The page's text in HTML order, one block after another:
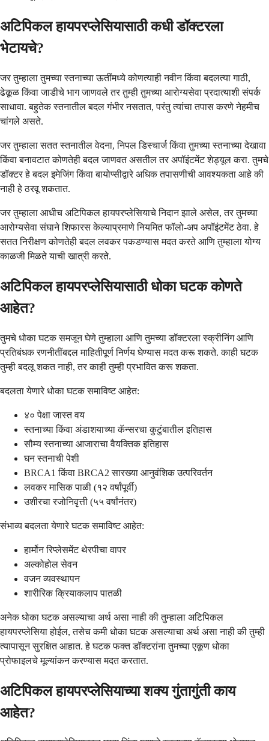
अटिपिकल हायपरप्लेसियासाठी कधी डॉक्टरला
भेटायचे?
जर तुम्हाला तुमच्या स्तनाच्या ऊतींमध्ये कोणत्याही नवीन किंवा बदलत्या गाठी,
ढेकूळ किंवा जाडीचे भाग जाणवले तर तुम्ही तुमच्या आरोग्यसेवा प्रदात्याशी संपर्क
साधावा. बहुतेक स्तनातील बदल गंभीर नसतात, परंतु त्यांचा तपास करणे नेहमीच
चांगले असते.
जर तुम्हाला सतत स्तनातील वेदना, निपल डिस्चार्ज किंवा तुमच्या स्तनाच्या देखावा
किंवा बनावटात कोणतेही बदल जाणवत असतील तर अपॉइंटमेंट शेड्यूल करा. तुमचे
डॉक्टर हे बदल इमेजिंग किंवा बायोप्सीद्वारे अधिक तपासणीची आवश्यकता आहे की
नाही हे ठरवू शकतात.
जर तुम्हाला आधीच अटिपिकल हायपरप्लेसियाचे निदान झाले असेल, तर तुमच्या
आरोग्यसेवा संघाने शिफारस केल्याप्रमाणे नियमित फॉलो-अप अपॉइंटमेंट ठेवा. हे
सतत निरीक्षण कोणतेही बदल लवकर पकडण्यास मदत करते आणि तुम्हाला योग्य
काळजी मिळते याची खात्री करते.
अटिपिकल हायपरप्लेसियासाठी धोका घटक कोणते
आहेत?
तुमचे धोका घटक समजून घेणे तुम्हाला आणि तुमच्या डॉक्टरला स्क्रीनिंग आणि
प्रतिबंधक रणनीतींबद्दल माहितीपूर्ण निर्णय घेण्यास मदत करू शकते. काही घटक
तुम्ही बदलू शकत नाही, तर काही तुम्ही प्रभावित करू शकता.
बदलता येणारे धोका घटक समाविष्ट आहेत:
४० पेक्षा जास्त वय
स्तनाच्या किंवा अंडाशयाच्या कॅन्सरचा कुटुंबातील इतिहास
सौम्य स्तनाच्या आजाराचा वैयक्तिक इतिहास
घन स्तनाची पेशी
BRCA1 किंवा BRCA2 सारख्या आनुवंशिक उत्परिवर्तन
लवकर मासिक पाळी (१२ वर्षांपूर्वी)
उशीरचा रजोनिवृत्ती (५५ वर्षांनंतर)
संभाव्य बदलता येणारे घटक समाविष्ट आहेत:
हार्मोन रिप्लेसमेंट थेरपीचा वापर
अल्कोहोल सेवन
वजन व्यवस्थापन
शारीरिक क्रियाकलाप पातळी
अनेक धोका घटक असल्याचा अर्थ असा नाही की तुम्हाला अटिपिकल
हायपरप्लेसिया होईल, तसेच कमी धोका घटक असल्याचा अर्थ असा नाही की तुम्ही
त्यापासून सुरक्षित आहात. हे घटक फक्त डॉक्टरांना तुमच्या एकूण धोका
प्रोफाइलचे मूल्यांकन करण्यास मदत करतात.
अटिपिकल हायपरप्लेसियाच्या शक्य गुंतागुंती काय
आहेत?